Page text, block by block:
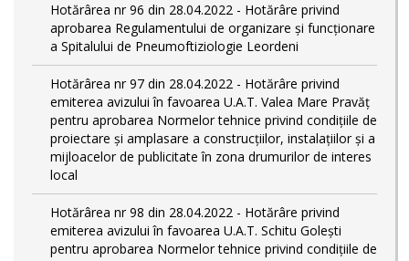
Hotărârea nr 96 din 28.04.2022 - Hotărâre privind
aprobarea Regulamentului de organizare și funcționare
a Spitalului de Pneumoftiziologie Leordeni
Hotărârea nr 97 din 28.04.2022 - Hotărâre privind
emiterea avizului în favoarea U.A.T. Valea Mare Pravăț
pentru aprobarea Normelor tehnice privind condiţiile de
proiectare şi amplasare a construcţiilor, instalaţiilor şi a
mijloacelor de publicitate în zona drumurilor de interes
local
Hotărârea nr 98 din 28.04.2022 - Hotărâre privind
emiterea avizului în favoarea U.A.T. Schitu Golești
pentru aprobarea Normelor tehnice privind condiţiile de